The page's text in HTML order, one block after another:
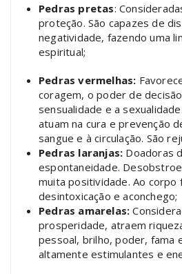
Pedras pretas:
proteção. São capazes de
negatividade, fazendo uma
espiritual;
Pedras vermelhas:
coragem, o poder de
sensualidade e a
atuam na cura e prevenção
sangue e à circulação. São
Pedras laranjas: Doadoras
espontaneidade.
muita positividade. Ao corpo
desintoxicação e aconchego;
Pedras amarelas:
prosperidade, atraem
pessoal, brilho, poder, fama
altamente estimulantes e